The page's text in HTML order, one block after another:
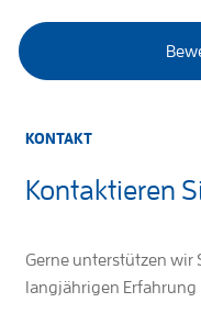
KONTAKT
Kontaktieren
Gerne unterstützen wir
langjährigen